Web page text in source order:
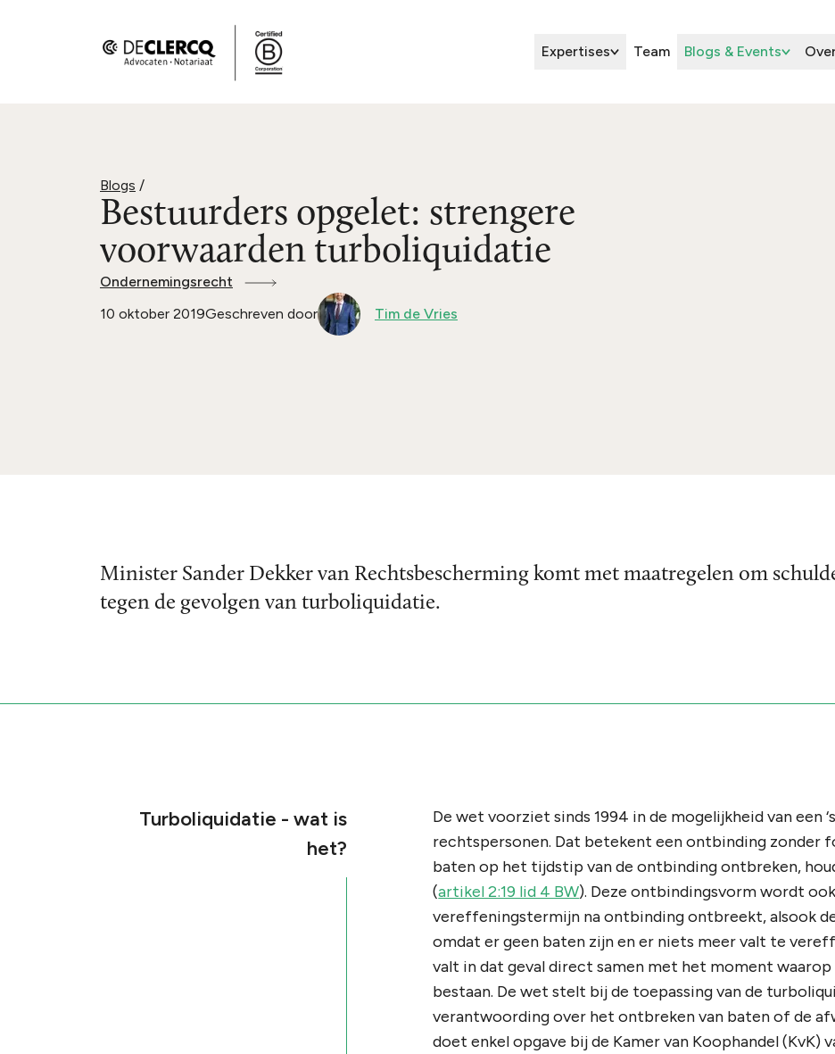
Expertises Team Blogs & Events
Blogs /
Bestuurders opgelet: strengere
voorwaarden turboliquidatie
Ondernemingsrecht
10 oktober 2019Geschreven door Tim de Vries
Minister Sander Dekker van Rechtsbescherming komt met maatregelen om
tegen de gevolgen van turboliquidatie.
Turboliquidatie - wat is
het?
De wet voorziet sinds 1994 in de mogelijkheid van een
rechtspersonen. Dat betekent een ontbinding zonder
baten op het tijdstip van de ontbinding ontbreken,
(artikel 2:19 lid 4 BW). Deze ontbindingsvorm wordt
vereffeningstermijn na ontbinding ontbreekt, alsook
omdat er geen baten zijn en er niets meer valt te
valt in dat geval direct samen met het moment
bestaan. De wet stelt bij de toepassing van de
verantwoording over het ontbreken van baten of de
doet enkel opgave bij de Kamer van Koophandel